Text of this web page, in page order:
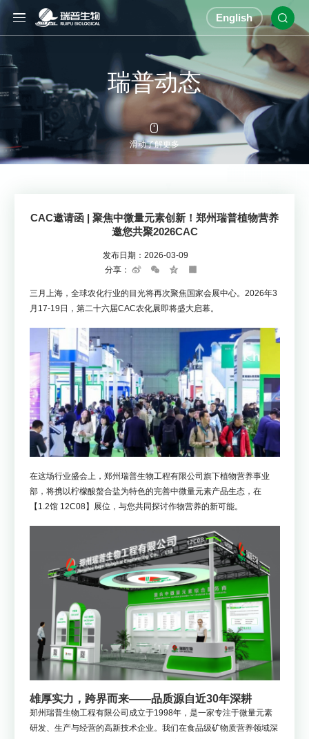
English 
瑞普动态

滑动了解更多
CAC邀请函 | 聚焦中微量元素创新！郑州瑞普植物营养
邀您共聚2026CAC
发布日期：2026-03-09
分享：
Sina
WeChatQzoneShare
三月上海，全球农化行业的目光将再次聚焦国家会展中心。2026年3
月17-19日，第二十六届CAC农化展即将盛大启幕。
在这场行业盛会上，郑州瑞普生物工程有限公司旗下植物营养事业
部，将携以柠檬酸螯合盐为特色的完善中微量元素产品生态，在
【1.2馆 12C08】展位，与您共同探讨作物营养的新可能。
雄厚实力，跨界而来——品质源自近30年深耕
郑州瑞普生物工程有限公司成立于1998年，是一家专注于微量元素
研发、生产与经营的高新技术企业。我们在食品级矿物质营养领域深